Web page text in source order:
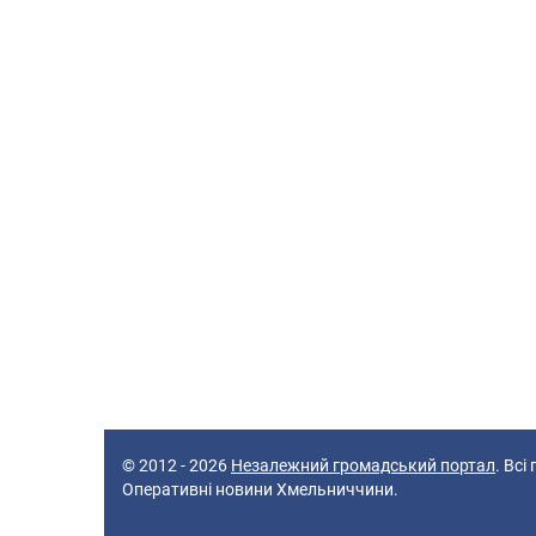
© 2012 - 2026 Незалежний громадський портал. Всі
Оперативні новини Хмельниччини.